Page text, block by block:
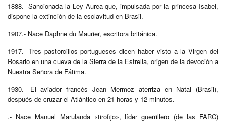
1888.- Sancionada la Ley Aurea que, impulsada por la princesa Isabel,
dispone la extinción de la esclavitud en Brasil.
1907.- Nace Daphne du Maurier, escritora británica.
1917.- Tres pastorcillos portugueses dicen haber visto a la Virgen del
Rosario en una cueva de la Sierra de la Estrella, origen de la devoción a
Nuestra Señora de Fátima.
1930.- El aviador francés Jean Mermoz aterriza en Natal (Brasil),
después de cruzar el Atlántico en 21 horas y 12 minutos.
.- Nace Manuel Marulanda «tirofijo», líder guerrillero (de las FARC)